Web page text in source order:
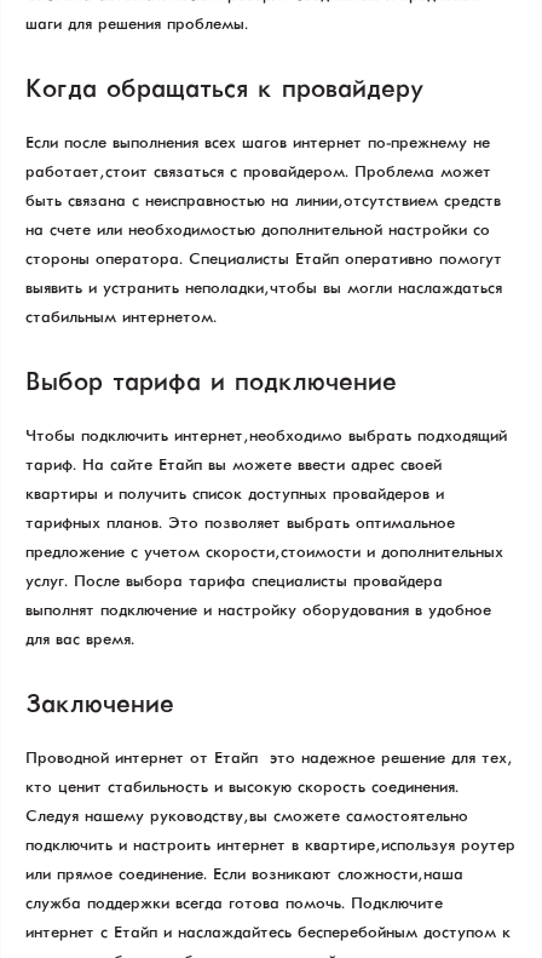
шаги для решения проблемы.
Когда обращаться к провайдеру
Если после выполнения всех шагов интернет по-прежнему не
работает, стоит связаться с провайдером. Проблема может
быть связана с неисправностью на линии, отсутствием средств
на счете или необходимостью дополнительной настройки со
стороны оператора. Специалисты Етайп оперативно помогут
выявить и устранить неполадки, чтобы вы могли наслаждаться
стабильным интернетом.
Выбор тарифа и подключение
Чтобы подключить интернет, необходимо выбрать подходящий
тариф. На сайте Етайп вы можете ввести адрес своей
квартиры и получить список доступных провайдеров и
тарифных планов. Это позволяет выбрать оптимальное
предложение с учетом скорости, стоимости и дополнительных
услуг. После выбора тарифа специалисты провайдера
выполнят подключение и настройку оборудования в удобное
для вас время.
Заключение
Проводной интернет от Етайп – это надежное решение для тех,
кто ценит стабильность и высокую скорость соединения.
Следуя нашему руководству, вы сможете самостоятельно
подключить и настроить интернет в квартире, используя роутер
или прямое соединение. Если возникают сложности, наша
служба поддержки всегда готова помочь. Подключите
интернет с Етайп и наслаждайтесь бесперебойным доступом к